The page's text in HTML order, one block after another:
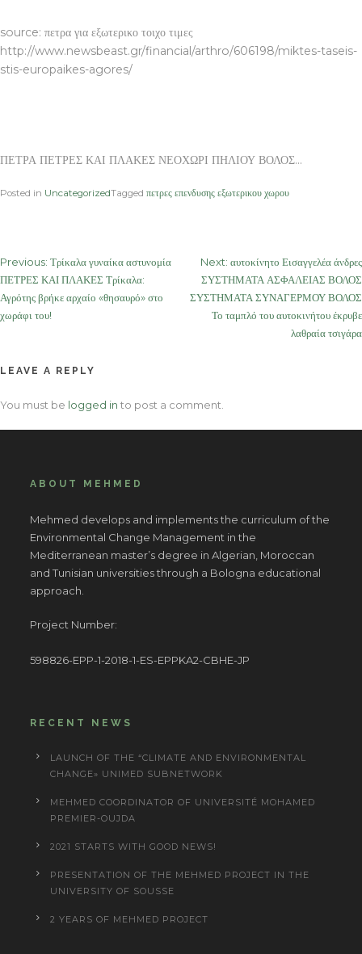
source: πετρα για εξωτερικο τοιχο τιμες
http://www.newsbeast.gr/financial/arthro/606198/miktes-taseis-
stis-europaikes-agores/
ΠΕΤΡΑ ΠΕΤΡΕΣ ΚΑΙ ΠΛΑΚΕΣ ΝΕΟΧΩΡΙ ΠΗΛΙΟΥ ΒΟΛΟΣ…
Posted in UncategorizedTagged πετρες επενδυσης εξωτερικου χωρου
Post
navigation
Previous: Τρίκαλα γυναίκα αστυνομία
ΠΕΤΡΕΣ ΚΑΙ ΠΛΑΚΕΣ Τρίκαλα:
Αγρότης βρήκε αρχαίο «θησαυρό» στο
χωράφι του!
Next: αυτοκίνητο Εισαγγελέα άνδρες
ΣΥΣΤΗΜΑΤΑ ΑΣΦΑΛΕΙΑΣ ΒΟΛΟΣ
ΣΥΣΤΗΜΑΤΑ ΣΥΝΑΓΕΡΜΟΥ ΒΟΛΟΣ
Το ταμπλό του αυτοκινήτου έκρυβε
λαθραία τσιγάρα
LEAVE A REPLY
You must be logged in to post a comment.
ABOUT MEHMED
Mehmed develops and implements the curriculum of the
Environmental Change Management in the
Mediterranean master’s degree in Algerian, Moroccan
and Tunisian universities through a Bologna educational
approach.
Project Number:
598826-EPP-1-2018-1-ES-EPPKA2-CBHE-JP
RECENT NEWS
LAUNCH OF THE “CLIMATE AND ENVIRONMENTAL
CHANGE» UNIMED SUBNETWORK
MEHMED COORDINATOR OF UNIVERSITÉ MOHAMED
PREMIER-OUJDA
2021 STARTS WITH GOOD NEWS!
PRESENTATION OF THE MEHMED PROJECT IN THE
UNIVERSITY OF SOUSSE
2 YEARS OF MEHMED PROJECT